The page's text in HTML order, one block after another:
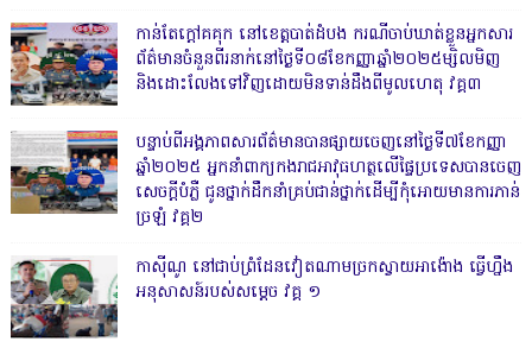
កាន់តែក្តៅគគុក នៅខេត្តបាត់ដំបង ករណីចាប់ឃាត់ខ្លួនអ្នកសារ
ព័ត៌មានចំនួនពីរនាក់នៅថ្ងៃទី០៨ខែកញ្ញាឆ្នាំ២០២៥ម្សិលមិញ
និងដោះលែងទៅវិញដោយមិនទាន់ដឹងពីមូលហេតុ វគ្គ៣
បន្ទាប់ពីអង្គភាពសារព័ត៌មានបានផ្សាយចេញនៅថ្ងៃទី៧ខែកញ្ញា
ឆ្នាំ២០២៥ អ្នកនាំពាក្យកងរាជអាវុធហត្ថលើផ្ទៃប្រទេសបានចេញ
សេចក្តីបំភ្លឺ ជូនថ្នាក់ដឹកនាំគ្រប់ជាន់ថ្នាក់ដើម្បីកុំអោយមានការភាន់
ច្រឡំ វគ្គ២
កាសុីណូ នៅជាប់ព្រំដែនវៀតណាមច្រកស្វាយអាង៉ោង ធ្វើហ្នឹង
អនុសាសន៍របស់សម្ដេច វគ្គ ១